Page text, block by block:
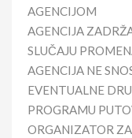
AGENCIJOM
AGENCIJA
SLUČAJU
AGENCIJA NE
EVENTUALNE
PROGRAMU
ORGANIZATOR